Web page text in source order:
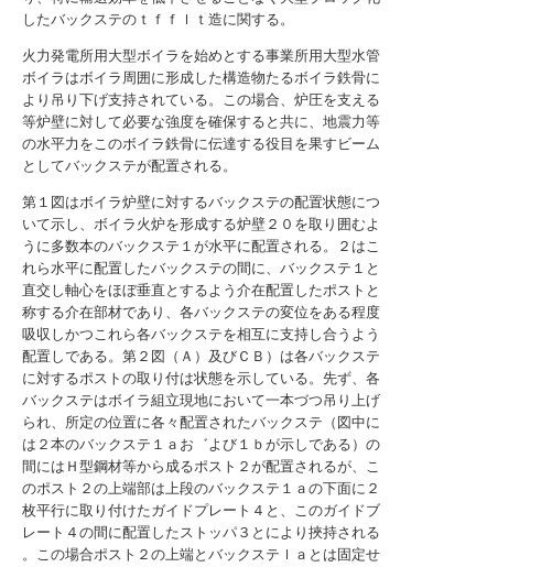
したバックステのｔｆｆｌｔ造に関する。
火力発電所用大型ボイラを始めとする事業所用大型水管
ボイラはボイラ周囲に形成した構造物たるボイラ鉄骨に
より吊り下げ支持されている。この場合、炉圧を支える
等炉壁に対して必要な強度を確保すると共に、地震力等
の水平力をこのボイラ鉄骨に伝達する役目を果すビーム
としてバックステが配置される。
第１図はボイラ炉壁に対するバックステの配置状態につ
いて示し、ボイラ火炉を形成する炉壁２０を取り囲むよ
うに多数本のバックステ１が水平に配置される。２はこ
れら水平に配置したバックステの間に、バックステ１と
直交し軸心をほぼ垂直とするよう介在配置したポストと
称する介在部材であり、各バックステの変位をある程度
吸収しかつこれら各バックステを相互に支持し合うよう
配置しである。第２図（Ａ）及びＣＢ）は各バックステ
に対するポストの取り付は状態を示している。先ず、各
バックステはボイラ組立現地において一本づつ吊り上げ
られ、所定の位置に各々配置されたバックステ（図中に
は２本のバックステ１ａお゛よび１ｂが示しである）の
間にはＨ型鋼材等から成るポスト２が配置されるが、こ
のポスト２の上端部は上段のバックステ１ａの下面に２
枚平行に取り付けたガイドプレート４と、このガイドブ
レート４の間に配置したストッパ３とにより挾持される
。この場合ポスト２の上端とバックステｌａとは固定せ